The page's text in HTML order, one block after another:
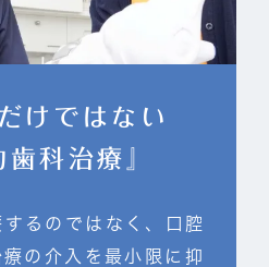
けではない
歯科治療』
るのではなく、口腔
の介入を最小限に抑